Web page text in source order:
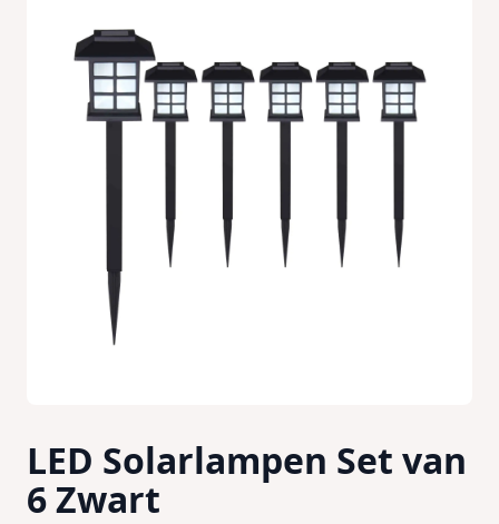
LED Solarlampen Set van
6 Zwart